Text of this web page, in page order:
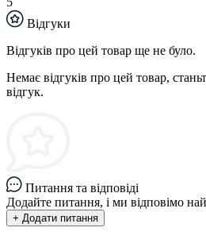
Відгуки
Відгуків про цей товар ще не було.
Немає відгуків про цей товар,
відгук.
Питання та відповіді
Додайте питання, і ми відповімо
+ Додати питання